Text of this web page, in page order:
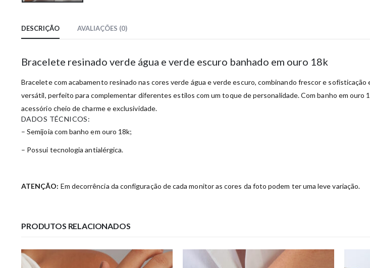
DESCRIÇÃO AVALIAÇÕES (0)
Bracelete resinado verde água e verde escuro banhado em ouro 18k
Bracelete com acabamento resinado nas cores verde água e verde escuro, combinando frescor e
versátil, perfeito para complementar diferentes estilos com um toque de personalidade. Com banho em
acessório cheio de charme e exclusividade.
DADOS TÉCNICOS:
– Semijoia com banho em ouro 18k;
– Possui tecnologia antialérgica.
ATENÇÃO: Em decorrência da configuração de cada monitor as cores da foto podem ter uma leve variação.
PRODUTOS RELACIONADOS